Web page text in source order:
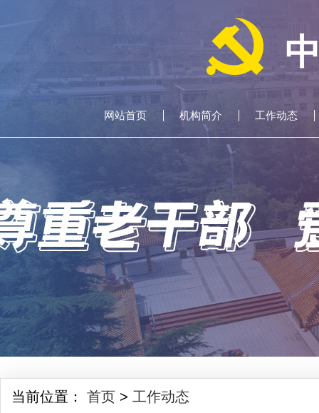
网站首页 机构简介 工作动态
当前位置： 首页 > 工作动态